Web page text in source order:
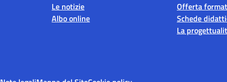
Le notizie
Albo online
Offerta
Schede
La